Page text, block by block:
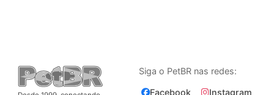
Siga o PetBR nas redes:
Facebook Instagram